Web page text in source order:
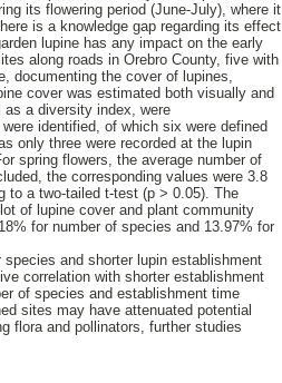
its flowering period (June-July), where it
is a knowledge gap regarding its effect
lupine has any impact on the early
along roads in Orebro County, five with
documenting the cover of lupines,
cover was estimated both visually and
a diversity index, were
identified, of which six were defined
only three were recorded at the lupin
spring flowers, the average number of
the corresponding values were 3.8
to a two-tailed t-test (p > 0.05). The
of lupine cover and plant community
for number of species and 13.97% for
and shorter lupin establishment
correlation with shorter establishment
of species and establishment time
sites may have attenuated potential
flora and pollinators, further studies